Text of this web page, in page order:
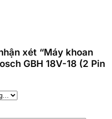
xét “Máy khoan
GBH 18V-18 (2 Pin